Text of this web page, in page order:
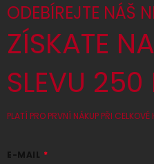
ODEBÍREJTE NÁŠ
ZÍSKATE
SLEVU 250
PLATÍ PRO PRVNÍ NÁKUP PŘI
E-MAIL